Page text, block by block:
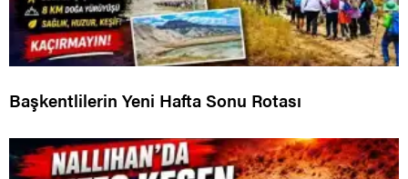
Başkentlilerin Yeni Hafta Sonu Rotası